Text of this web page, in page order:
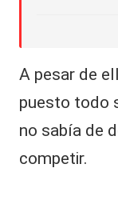
A pesar de
puesto todo
no sabía de
competir.